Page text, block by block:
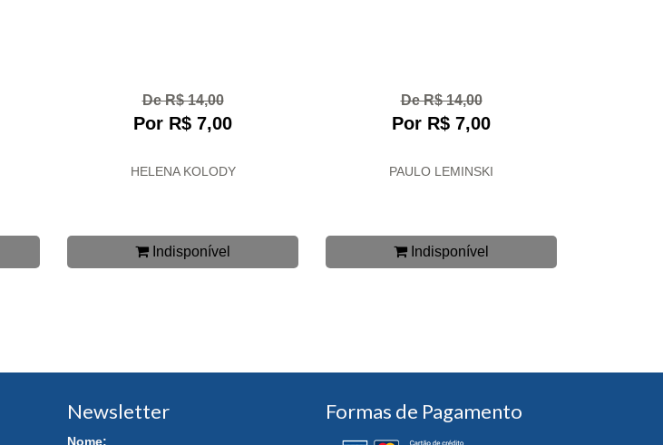
De R$ 14,00
Por R$ 7,00
HELENA KOLODY
Indisponível
De R$ 14,00
Por R$ 7,00
PAULO LEMINSKI
Indisponível
Newsletter
Nome:
Formas de Pagamento